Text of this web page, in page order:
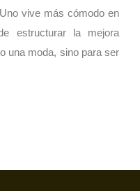
vive más cómodo en
estructurar la mejora
una moda, sino para ser